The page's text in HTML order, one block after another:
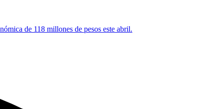
de 118 millones de pesos este abril.